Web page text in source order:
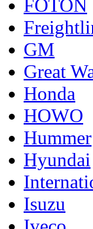
FOTON
GM
Great
Honda
HOWO
Hummer
Hyundai
Isuzu